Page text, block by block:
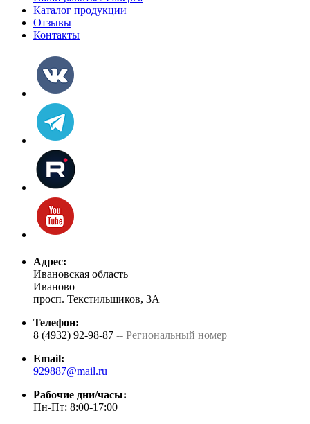
Каталог продукции
Отзывы
Контакты
Адрес:
Ивановская область
Иваново
просп. Текстильщиков, 3А
Телефон:
8 (4932) 92-98-87 -- Региональный номер
Email:
929887@mail.ru
Рабочие дни/часы:
Пн-Пт: 8:00-17:00